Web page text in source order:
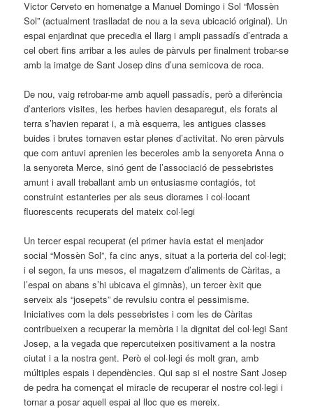
Victor Cerveto en homenatge a Manuel Domingo i Sol “Mossèn
Sol” (actualment traslladat de nou a la seva ubicació original). Un
espai enjardinat que precedia el llarg i ampli passadís d’entrada a
cel obert fins arribar a les aules de pàrvuls per finalment trobar-se
amb la imatge de Sant Josep dins d’una semicova de roca.
De nou, vaig retrobar-me amb aquell passadís, però a diferència
d’anteriors visites, les herbes havien desaparegut, els forats al
terra s’havien reparat i, a mà esquerra, les antigues classes
buides i brutes tornaven estar plenes d’activitat. No eren pàrvuls
que com antuvi aprenien les beceroles amb la senyoreta Anna o
la senyoreta Merce, sinó gent de l’associació de pessebristes
amunt i avall treballant amb un entusiasme contagiós, tot
construint estanteries per als seus diorames i col·locant
fluorescents recuperats del mateix col·legi
Un tercer espai recuperat (el primer havia estat el menjador
social “Mossèn Sol”, fa cinc anys, situat a la porteria del col·legi;
i el segon, fa uns mesos, el magatzem d’aliments de Càritas, a
l’espai on abans s’hi ubicava el gimnàs), un tercer èxit que
serveix als “josepets” de revulsiu contra el pessimisme.
Iniciatives com la dels pessebristes i com les de Càritas
contribueixen a recuperar la memòria i la dignitat del col·legi Sant
Josep, a la vegada que repercuteixen positivament a la nostra
ciutat i a la nostra gent. Però el col·legi és molt gran, amb
múltiples espais i dependències. Qui sap si el nostre Sant Josep
de pedra ha començat el miracle de recuperar el nostre col·legi i
tornar a posar aquell espai al lloc que es mereix.